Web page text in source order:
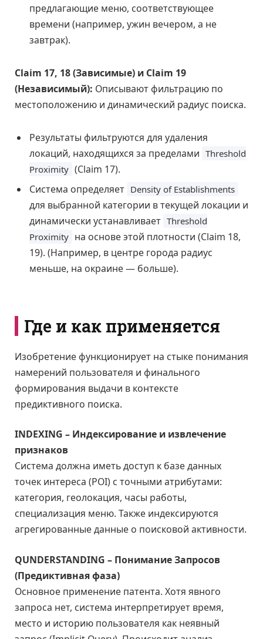
предлагающие меню, соответствующее
времени (например, ужин вечером, а не
завтрак).
Claim 17, 18 (Зависимые) и Claim 19
(Независимый): Описывают фильтрацию по
местоположению и динамический радиус поиска.
Результаты фильтруются для удаления
локаций, находящихся за пределами Threshold
Proximity (Claim 17).
Система определяет Density of Establishments
для выбранной категории в текущей локации и
динамически устанавливает Threshold
Proximity на основе этой плотности (Claim 18,
19). (Например, в центре города радиус
меньше, на окраине — больше).
Где и как применяется
Изобретение функционирует на стыке понимания
намерений пользователя и финального
формирования выдачи в контексте
предиктивного поиска.
INDEXING – Индексирование и извлечение
признаков
Система должна иметь доступ к базе данных
точек интереса (POI) с точными атрибутами:
категория, геолокация, часы работы,
специализация меню. Также индексируются
агрегированные данные о поисковой активности.
QUNDERSTANDING – Понимание Запросов
(Предиктивная фаза)
Основное применение патента. Хотя явного
запроса нет, система интерпретирует время,
место и историю пользователя как неявный